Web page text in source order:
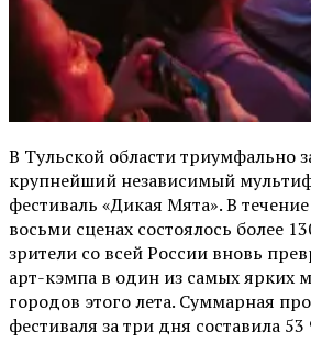
В Тульской области триумфально
крупнейший независимый
фестиваль «Дикая Мята». В
восьми сценах состоялось более
зрители со всей России вновь
арт-кэмпа в один из самых ярких
городов этого лета. Суммарная
фестиваля за три дня составила 53